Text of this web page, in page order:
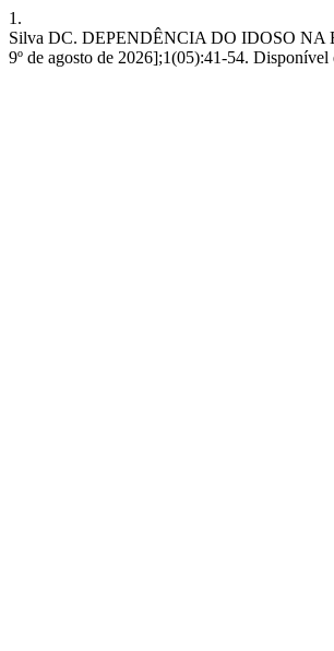
1.
Silva DC. DEPENDÊNCIA DO IDOSO NA
9º de agosto de 2026];1(05):41-54.